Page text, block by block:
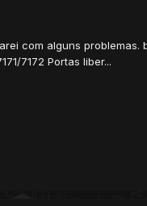
com alguns
7172 Portas liber...